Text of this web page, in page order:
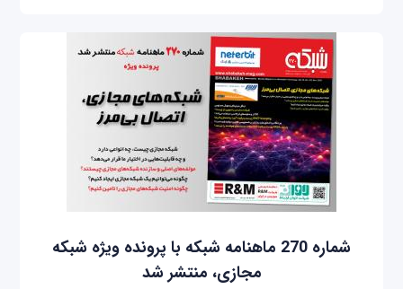
شماره 270 ماهنامه شبکه با پرونده ویژه شبکه
مجازی، منتشر شد